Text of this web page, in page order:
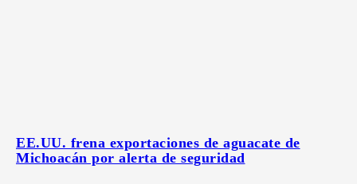
EE.UU. frena exportaciones de aguacate de
Michoacán por alerta de seguridad